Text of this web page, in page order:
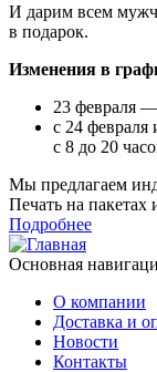
И дарим всем
в подарок.
Изменения в
23 февраля
с 24
с 8 до 20
Мы предлагаем
Печать на
Подробнее
Основная
О компании
Доставка и
Новости
Контакты